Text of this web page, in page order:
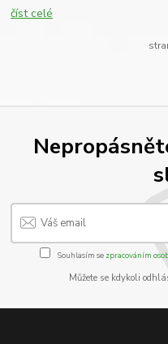
číst celé
Souhlasím se zpracováním
Můžete se kdykoli